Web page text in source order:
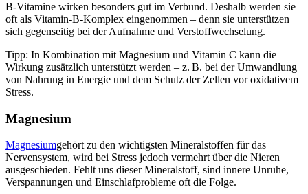
B-Vitamine wirken besonders gut im Verbund. Deshalb werden sie
oft als Vitamin-B-Komplex eingenommen – denn sie unterstützen
sich gegenseitig bei der Aufnahme und Verstoffwechselung.
Tipp: In Kombination mit Magnesium und Vitamin C kann die
Wirkung zusätzlich unterstützt werden – z. B. bei der Umwandlung
von Nahrung in Energie und dem Schutz der Zellen vor oxidativem
Stress.
Magnesium
Magnesiumgehört zu den wichtigsten Mineralstoffen für das
Nervensystem, wird bei Stress jedoch vermehrt über die Nieren
ausgeschieden. Fehlt uns dieser Mineralstoff, sind innere Unruhe,
Verspannungen und Einschlafprobleme oft die Folge.